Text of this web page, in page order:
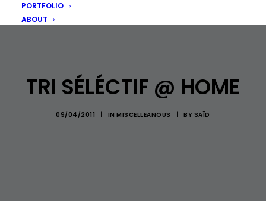
PORTFOLIO
ABOUT
TRI SÉLÉCTIF @ HOME
09/04/2011 | INMISCELLEANOUS | BY SAÏD